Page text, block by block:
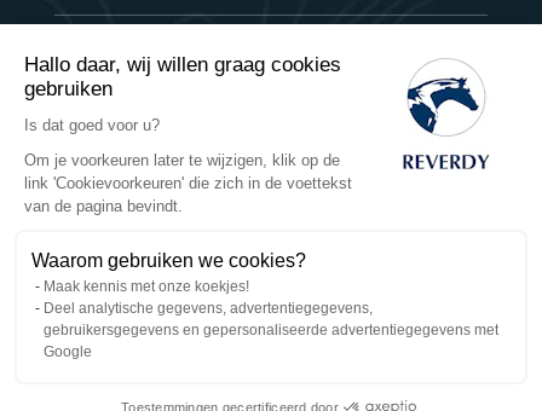
Hallo daar, wij willen graag cookies
gebruiken
Is dat goed voor u?
Om je voorkeuren later te wijzigen, klik op de
link 'Cookievoorkeuren' die zich in de voettekst
van de pagina bevindt.
Waarom gebruiken we cookies?
Maak kennis met onze koekjes!
Deel analytische gegevens, advertentiegegevens,
gebruikersgegevens en gepersonaliseerde advertentiegegevens met
Google
Toestemmingen gecertificeerd door
Banen
Contact
Granen verbeteraars
Mineralen- en Vitaminen supplementen
Voedingssupplementen
Reverdy Vet
Natuurlijke producten
Reverdy B2B
Levering
Veilige betaling
Retourbeleid
Bedrijfsgegevens
Cookies